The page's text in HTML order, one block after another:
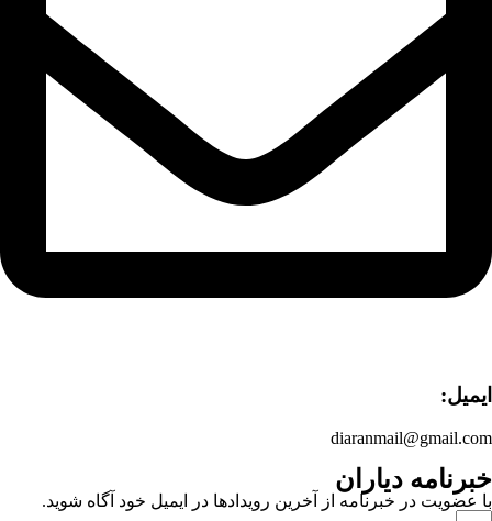
ایمیل:
diaranmail@gmail.com
خبرنامه دیاران
با عضویت در خبرنامه از آخرین رویدادها در ایمیل خود آگاه شوید.